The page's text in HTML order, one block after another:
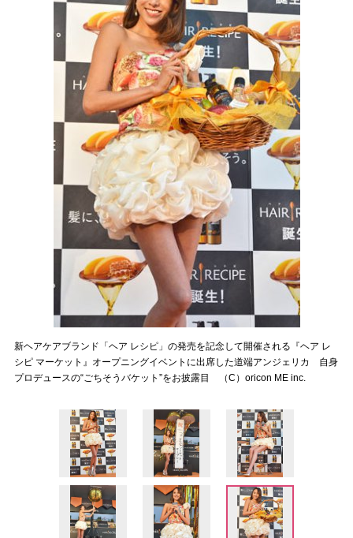
新ヘアケアブランド「ヘア レシピ」の発売を記念して開催される『ヘア レ
シピ マーケット』オープニングイベントに出席した道端アンジェリカ 自身
プロデュースの“ごちそうバケット”をお披露目 （C）oricon ME inc.